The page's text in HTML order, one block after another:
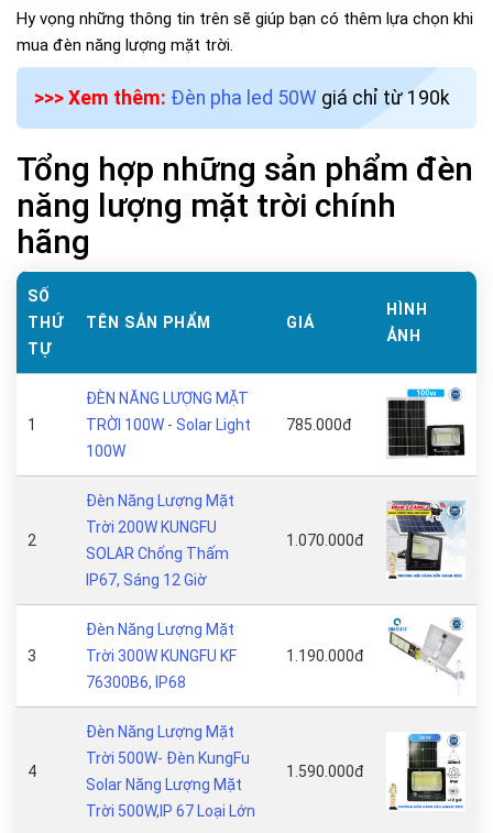
Hy vọng những thông tin trên sẽ giúp bạn có thêm lựa chọn khi
mua đèn năng lượng mặt trời.
>>> Xem thêm: Đèn pha led 50W giá chỉ từ 190k
Tổng hợp những sản phẩm đèn
năng lượng mặt trời chính
hãng
SỐ
THỨ
TỰ
TÊN SẢN PHẨM GIÁ
HÌNH
ẢNH
1
ĐÈN NĂNG LƯỢNG MẶT
TRỜI 100W - Solar Light
100W
785.000đ
2
Đèn Năng Lượng Mặt
Trời 200W KUNGFU
SOLAR Chống Thấm
IP67, Sáng 12 Giờ
1.070.000đ
3
Đèn Năng Lượng Mặt
Trời 300W KUNGFU KF
76300B6, IP68
1.190.000đ
4
Đèn Năng Lượng Mặt
Trời 500W- Đèn KungFu
Solar Năng Lượng Mặt
Trời 500W,IP 67 Loại Lớn
1.590.000đ